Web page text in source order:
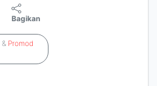
Bagikan
& Promod